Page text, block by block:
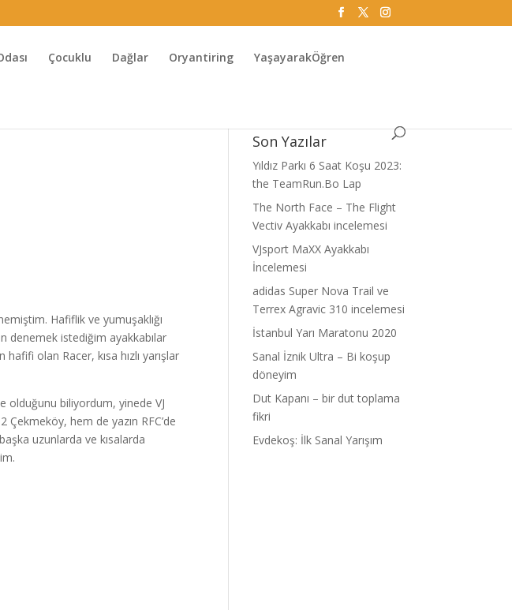
Çocuklu Dağlar Oryantiring YaşayarakÖğren
Hafiflik ve yumuşaklığı
denemek istediğim ayakkabılar
olan Racer, kısa hızlı yarışlar
olduğunu biliyordum, yinede VJ
hem de yazın RFC’de
uzunlarda ve kısalarda
Son Yazılar
Yıldız Parkı 6 Saat Koşu 2023:
the TeamRun.Bo Lap
The North Face – The Flight
Vectiv Ayakkabı incelemesi
VJsport MaXX Ayakkabı
İncelemesi
adidas Super Nova Trail ve
Terrex Agravic 310 incelemesi
İstanbul Yarı Maratonu 2020
Sanal İznik Ultra – Bi koşup
döneyim
Dut Kapanı – bir dut toplama
fikri
Evdekoş: İlk Sanal Yarışım